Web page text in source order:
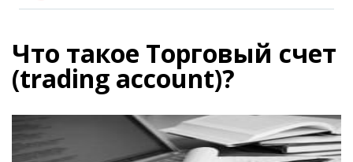
Что такое Торговый счет
(trading account)?